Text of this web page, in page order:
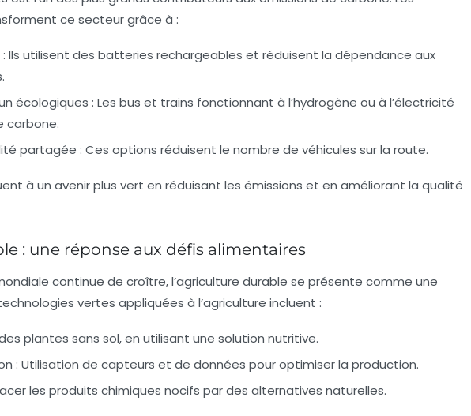
ce secteur grâce à :
Ils utilisent des batteries rechargeables et réduisent la dépendance aux
écologiques : Les bus et trains fonctionnant à l’hydrogène ou à l’électricité
carbone.
partagée : Ces options réduisent le nombre de véhicules sur la route.
à un avenir plus vert en réduisant les émissions et en améliorant la qualité
: une réponse aux défis alimentaires
continue de croître, l’agriculture durable se présente comme une
vertes appliquées à l’agriculture incluent :
plantes sans sol, en utilisant une solution nutritive.
: Utilisation de capteurs et de données pour optimiser la production.
les produits chimiques nocifs par des alternatives naturelles.